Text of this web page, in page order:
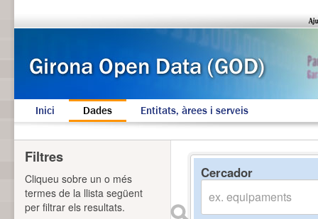
Inici Dades Entitats, àrees i serveis
Cercador
Filtres
Cliqueu sobre un o més
termes de la llista següent
per filtrar els resultats.